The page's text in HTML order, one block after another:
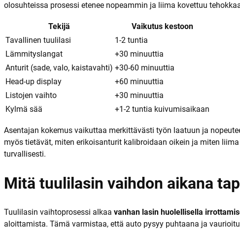
olosuhteissa prosessi etenee nopeammin ja liima kovettuu
Tekijä
Vaikutus kestoon
Tavallinen tuulilasi
1-2 tuntia
Lämmityslangat
+30 minuuttia
Anturit (sade, valo, kaistavahti) +30-60 minuuttia
Head-up display
+60 minuuttia
Listojen vaihto
+30 minuuttia
Kylmä sää
+1-2 tuntia kuivumisaikaan
Asentajan kokemus vaikuttaa merkittävästi työn laatuun ja
myös tietävät, miten erikoisanturit kalibroidaan oikein ja miten
turvallisesti.
Mitä tuulilasin vaihdon aikana
Tuulilasin vaihtoprosessi alkaa vanhan lasin huolellisella
aloittamista. Tämä varmistaa, että auto pysyy puhtaana ja